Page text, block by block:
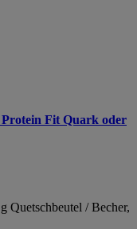
Fit Quark oder
Quetschbeutel / Becher,